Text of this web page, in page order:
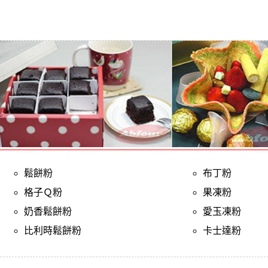
鬆餅粉
格子Ｑ粉
奶香鬆餅粉
比利時鬆餅粉
布丁粉
果凍粉
愛玉凍粉
卡士達粉